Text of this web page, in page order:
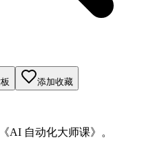
添加收藏
AI 自动化大师课》。